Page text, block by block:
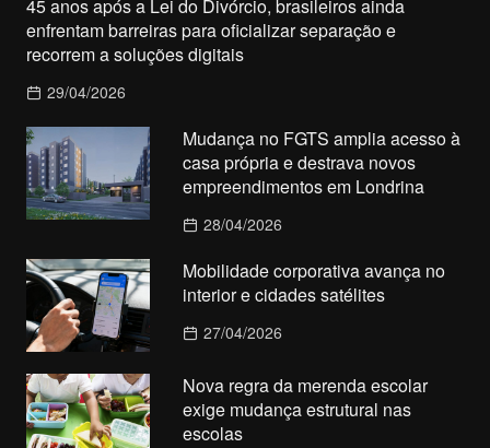
45 anos após a Lei do Divórcio, brasileiros ainda
enfrentam barreiras para oficializar separação e
recorrem a soluções digitais
29/04/2026
Mudança no FGTS amplia acesso à
casa própria e destrava novos
empreendimentos em Londrina
28/04/2026
Mobilidade corporativa avança no
interior e cidades satélites
27/04/2026
Nova regra da merenda escolar
exige mudança estrutural nas
escolas